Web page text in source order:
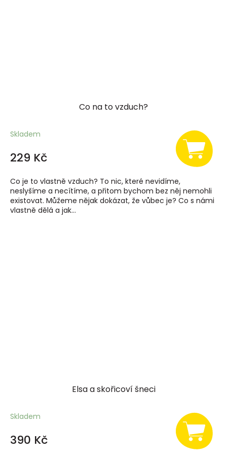
Co na to vzduch?
Skladem
229 Kč
Co je to vlastně vzduch? To nic, které nevidíme,
neslyšíme a necítíme, a přitom bychom bez něj nemohli
existovat. Můžeme nějak dokázat, že vůbec je? Co s námi
vlastně dělá a jak...
Elsa a skořicoví šneci
Skladem
390 Kč